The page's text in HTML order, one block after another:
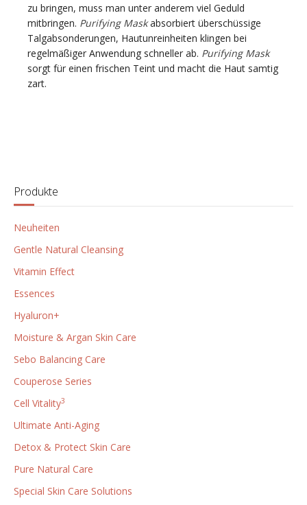
zu bringen, muss man unter anderem viel Geduld
mitbringen. Purifying Maskabsorbiert überschüssige
Talgabsonderungen, Hautunreinheiten klingen bei
regelmäßiger Anwendung schneller ab. Purifying Mask
sorgt für einen frischen Teint und macht die Haut samtig
zart.
Produkte
Neuheiten
Gentle Natural Cleansing
Vitamin Effect
Essences
Hyaluron+
Moisture & Argan Skin Care
Sebo Balancing Care
Couperose Series
Cell Vitality3
Ultimate Anti-Aging
Detox & Protect Skin Care
Pure Natural Care
Special Skin Care Solutions